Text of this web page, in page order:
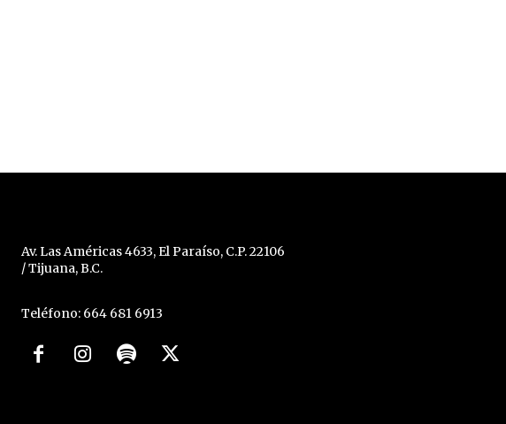
Av. Las Américas 4633, El Paraíso, C.P. 22106
/ Tijuana, B.C.
Teléfono: 664 681 6913